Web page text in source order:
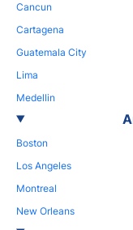
Cancun
Cartagena
Guatemala City
Lima
Medellin
Boston
Los Angeles
Montreal
New Orleans